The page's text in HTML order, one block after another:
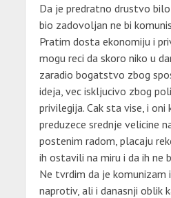
Da je predratno drustvo
bio zadovoljan ne bi
Pratim dosta ekonomiju i
mogu reci da skoro niko u
zaradio bogatstvo zbog
ideja, vec iskljucivo zbog
privilegija. Cak sta vise, i oni
preduzece srednje velicine
postenim radom, placaju
ih ostavili na miru i da ih ne
Ne tvrdim da je komunizam
naprotiv, ali i danasnji oblik